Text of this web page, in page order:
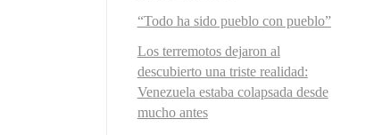
“Todo ha sido pueblo con pueblo”
Los terremotos dejaron al
descubierto una triste realidad:
Venezuela estaba colapsada desde
mucho antes